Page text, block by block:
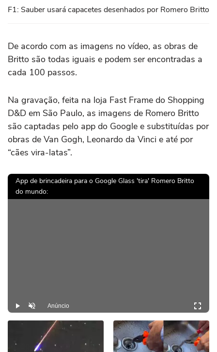
F1: Sauber usará capacetes desenhados por Romero Britto
De acordo com as imagens no vídeo, as obras de
Britto são todas iguais e podem ser encontradas a
cada 100 passos.
Na gravação, feita na loja Fast Frame do Shopping
D&D em São Paulo, as imagens de Romero Britto
são captadas pelo app do Google e substituídas por
obras de Van Gogh, Leonardo da Vinci e até por
“cães vira-latas”.
App de brincadeira para o Google Glass 'tira' Romero Britto
do mundo:
Play DesmutarAnúncio